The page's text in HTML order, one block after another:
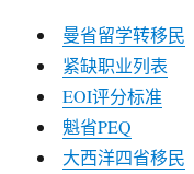
曼省留学转移民
紧缺职业列表
EOI评分标准
魁省PEQ
大西洋四省移民